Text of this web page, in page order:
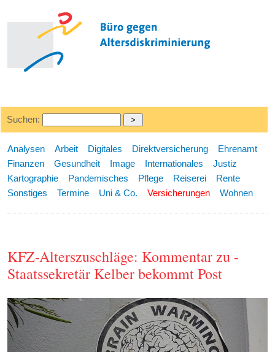
Suchen:
Analysen Arbeit Digitales Direktversicherung
Ehrenamt
Finanzen
Gesundheit Image Internationales
Justiz
Kartographie
Pandemisches Pflege Reiserei
Rente
Sonstiges
Termine Uni & Co. Versicherungen Wohnen
KFZ-Alterszuschläge: Kommentar zu -
Staatssekretär Kelber bekommt Post